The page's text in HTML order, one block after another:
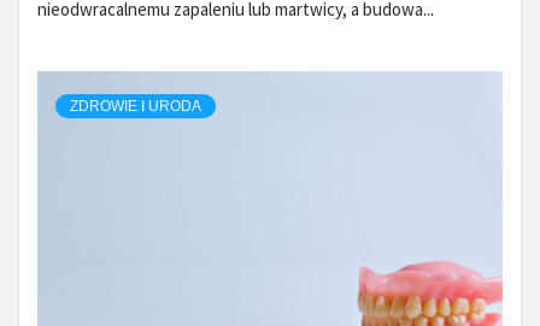
nieodwracalnemu zapaleniu lub martwicy, a budowa...
ZDROWIE I URODA